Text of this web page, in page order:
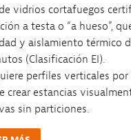
vidrios cortafuegos
a testa o “a hueso”,
y aislamiento térmico
(Clasificación EI).
perfiles verticales por
crear estancias
sin particiones.